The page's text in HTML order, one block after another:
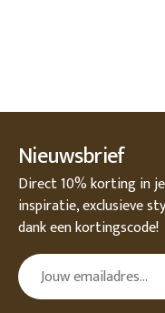
Nieuwsbrief
Direct 10% korting in
inspiratie, exclusieve
dank een kortingscode!